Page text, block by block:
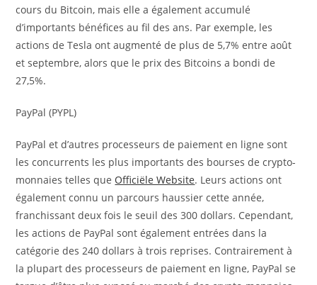
cours du Bitcoin, mais elle a également accumulé
d’importants bénéfices au fil des ans. Par exemple, les
actions de Tesla ont augmenté de plus de 5,7% entre août
et septembre, alors que le prix des Bitcoins a bondi de
27,5%.
PayPal (PYPL)
PayPal et d’autres processeurs de paiement en ligne sont
les concurrents les plus importants des bourses de crypto-
monnaies telles que Officiële Website. Leurs actions ont
également connu un parcours haussier cette année,
franchissant deux fois le seuil des 300 dollars. Cependant,
les actions de PayPal sont également entrées dans la
catégorie des 240 dollars à trois reprises. Contrairement à
la plupart des processeurs de paiement en ligne, PayPal se